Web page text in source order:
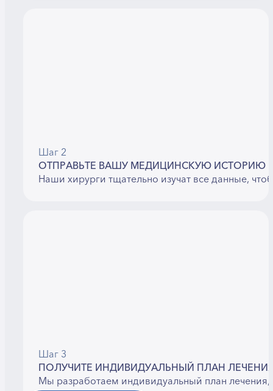
Шаг 2
ОТПРАВЬТЕ ВАШУ МЕДИЦИНСКУЮ ИСТОРИЮ
Наши хирурги тщательно изучат все данные,
Шаг 3
ПОЛУЧИТЕ ИНДИВИДУАЛЬНЫЙ ПЛАН
Мы разработаем индивидуальный план